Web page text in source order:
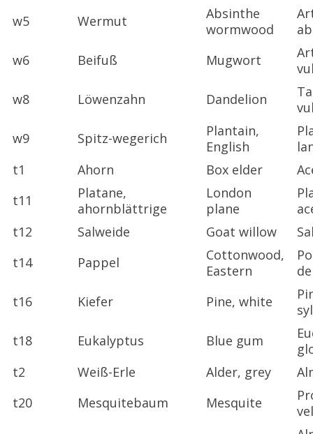
w5
Wermut
Absinthe
wormwood
w6
Beifuß Mugwort
w8
Löwenzahn Dandelion
w9
Spitz-wegerich
Plantain,
English
t1
Ahorn Box elder
t11
Platane,
ahornblättrige
London
plane
t12
Salweide Goat willow
t14
Pappel
Cottonwood,
Eastern
t16
Kiefer Pine, white
t18
Eukalyptus Blue gum
t2
Weiß-Erle Alder, grey
t20
Mesquitebaum Mesquite